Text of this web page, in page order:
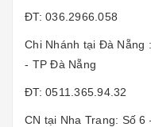
ĐT: 036.2966.058
Chi Nhánh tại Đà Nẵng
- TP Đà Nẵng
ĐT: 0511.365.94.32
CN tại Nha Trang: Số